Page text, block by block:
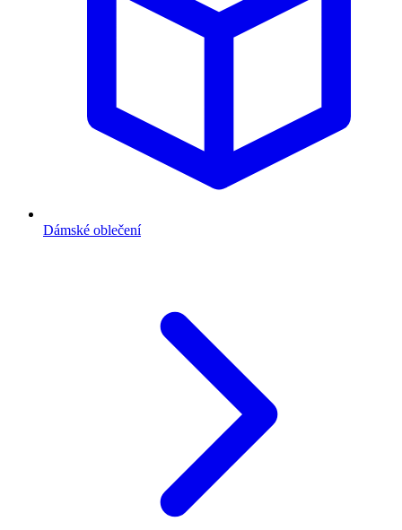
Dámské oblečení